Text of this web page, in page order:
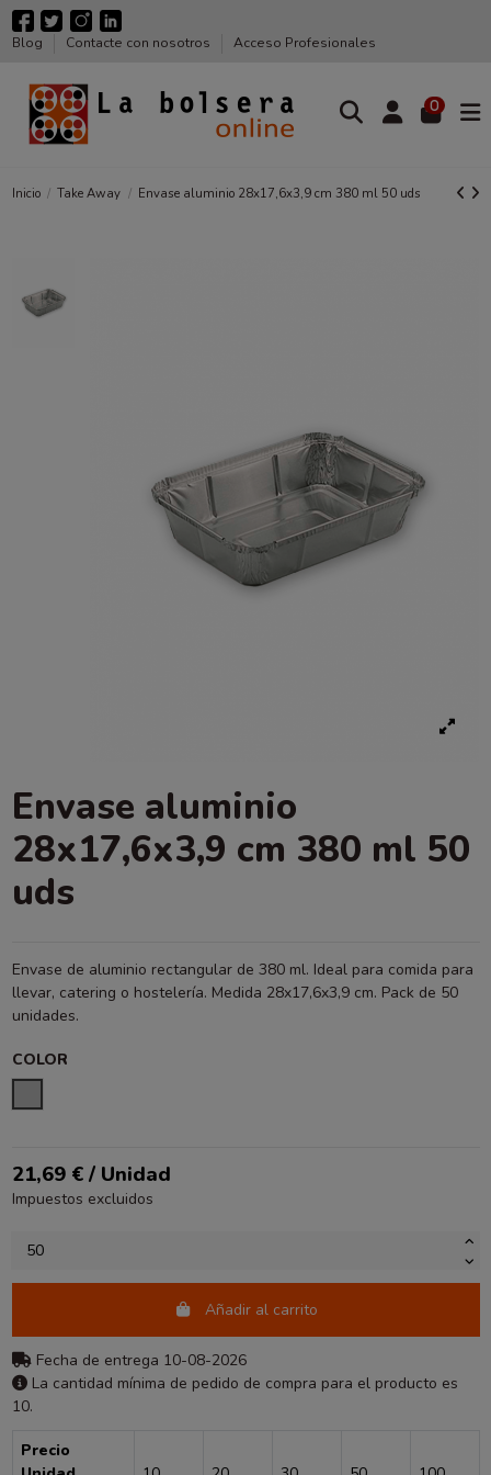
Blog Contacte con nosotros Acceso Profesionales
0
Inicio Take Away Envase aluminio 28x17,6x3,9 cm 380 ml 50 uds
Envase aluminio
28x17,6x3,9 cm 380 ml 50
uds
Envase de aluminio rectangular de 380 ml. Ideal para comida para
llevar, catering o hostelería. Medida 28x17,6x3,9 cm. Pack de 50
unidades.
COLOR
21,69 € / Unidad
Impuestos excluidos
Añadir al carrito
Fecha de entrega 10-08-2026
La cantidad mínima de pedido de compra para el producto es
10.
Precio